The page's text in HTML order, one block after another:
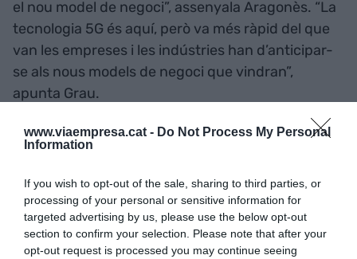
www.viaempresa.cat - Do Not Process My Personal
Information
If you wish to opt-out of the sale, sharing to third parties, or
processing of your personal or sensitive information for
targeted advertising by us, please use the below opt-out
section to confirm your selection. Please note that after your
opt-out request is processed you may continue seeing
el nou model de negoci”, assenyala Aragonès. “La
tecnologia 5G és aquí, però va més ràpid del que
van les empreses i les indústries han d’anticipar-
se als nous models de negoci que vindran”,
apunta Grau.
I és que la tecnologia 5G ofereix la possibilitat de
negoci. Fa 10 anys Internet va transformar la
manera com la gent seleccionava un hotel per a
les seves vacances, passant de basar-se en les
estrelles a les opinions. “Una oportunitat que